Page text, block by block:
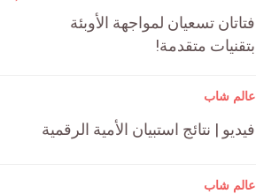
فتاتان تسعيان لمواجهة الأوبئة
بتقنيات متقدمة!
عالم شاب
فيديو | نتائج استبيان الأمية الرقمية
عالم شاب